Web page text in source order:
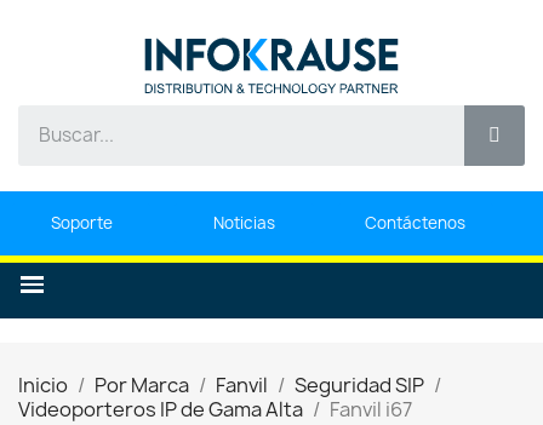
Soporte Noticias Contáctenos
Inicio Por Marca Fanvil
Seguridad SIP
Videoporteros IP de Gama Alta
Fanvil i67